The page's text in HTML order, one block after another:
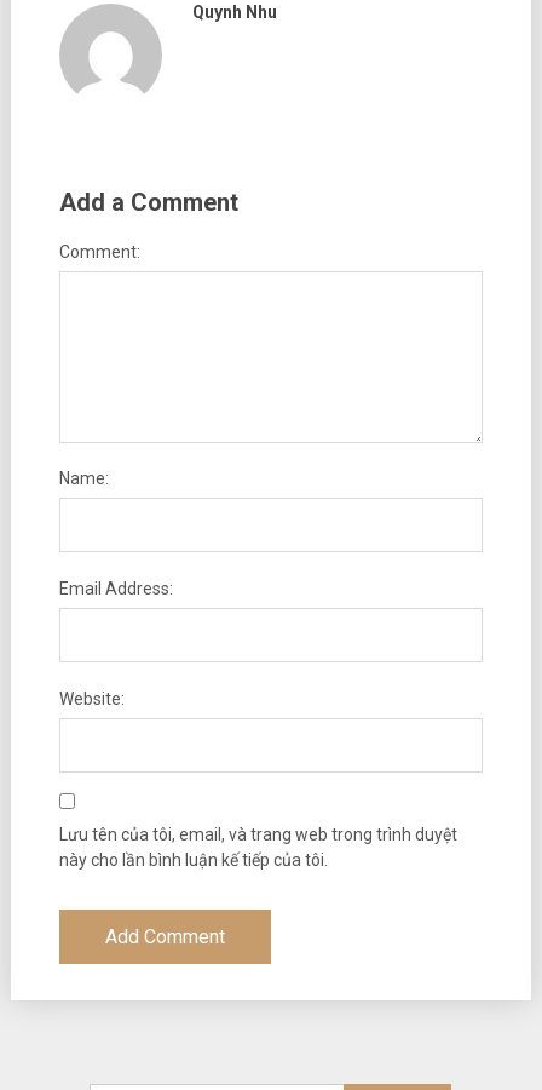
Quynh Nhu
Add a Comment
Comment:
Name:
Email Address:
Website:
Lưu tên của tôi, email, và trang web trong trình duyệt
này cho lần bình luận kế tiếp của tôi.